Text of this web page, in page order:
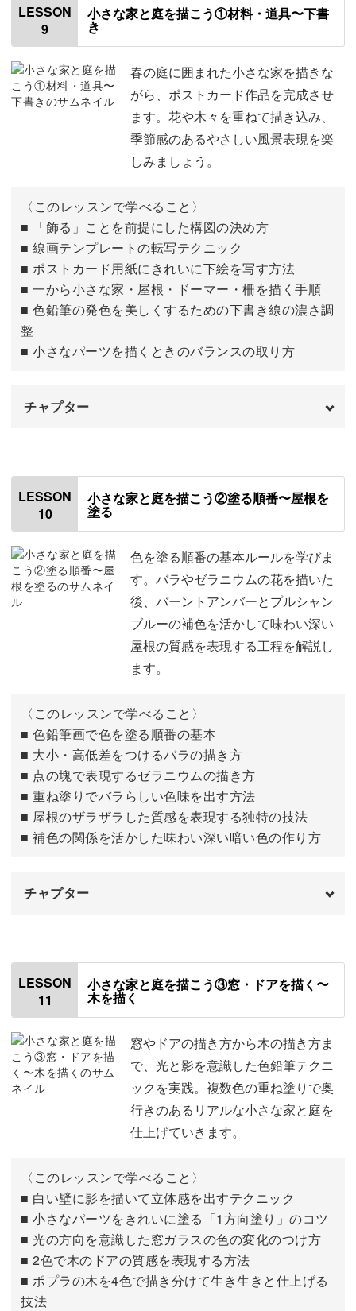
仕上げる
アレンジの紹介 13:51
自分でデザインして描く場合について 15:55
17:27
LESSON
9
小さな家と庭を描こう①材料・道具〜下書
き
春の庭に囲まれた小さな家を描きな
がら、ポストカード作品を完成させ
ます。花や木々を重ねて描き込み、
季節感のあるやさしい風景表現を楽
しみましょう。
〈このレッスンで学べること〉
■ 「飾る」ことを前提にした構図の決め方
■ 線画テンプレートの転写テクニック
■ ポストカード用紙にきれいに下絵を写す方法
■ 一から小さな家・屋根・ドーマー・柵を描く手順
■ 色鉛筆の発色を美しくするための下書き線の濃さ調
整
■ 小さなパーツを描くときのバランスの取り方
チャプター
使用する材料・道具
飾れる一枚にするための工夫
テンプレートをトレースする 03:30
トレースしないで下書きを描く 15:00
LESSON
10
小さな家と庭を描こう②塗る順番〜屋根を
塗る
色を塗る順番の基本ルールを学びま
す。バラやゼラニウムの花を描いた
後、バーントアンバーとプルシャン
ブルーの補色を活かして味わい深い
屋根の質感を表現する工程を解説し
ます。
〈このレッスンで学べること〉
■ 色鉛筆画で色を塗る順番の基本
■ 大小・高低差をつけるバラの描き方
■ 点の塊で表現するゼラニウムの描き方
■ 重ね塗りでバラらしい色味を出す方法
■ 屋根のザラザラした質感を表現する独特の技法
■ 補色の関係を活かした味わい深い暗い色の作り方
チャプター
色を塗る順番について
花を描く
屋根を塗る 06:44
LESSON
11
小さな家と庭を描こう③窓・ドアを描く〜
木を描く
窓やドアの描き方から木の描き方ま
で、光と影を意識した色鉛筆テクニ
ックを実践。複数色の重ね塗りで奥
行きのあるリアルな小さな家と庭を
仕上げていきます。
〈このレッスンで学べること〉
■ 白い壁に影を描いて立体感を出すテクニック
■ 小さなパーツをきれいに塗る「1方向塗り」のコツ
■ 光の方向を意識した窓ガラスの色の変化のつけ方
■ 2色で木のドアの質感を表現する方法
■ ポプラの木を4色で描き分けて生き生きと仕上げる
技法